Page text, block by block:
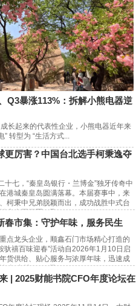
Q3暴涨113%：拆解小熊电器逆
长起来的代表性企业，小熊电器近年来
” 转型为 “生活方式...
更厉害？中国台北选手柯秉逸夺
十七，“秦皇岛银行・兰博金”独牙传奇中
港城秦皇岛圆满落幕。本届赛事中，来
柯秉中兄弟脱颖而出，成功战胜中式台
赛事冠亚军，取...
春市集：守护年味，服务民生
点龙头企业，顺鑫石门市场精心打造的
驮禧百味迎春”活动自2026年1月10日启
货供给、贴心服务与浓厚年味，迅速成
打卡地”。37天...
| 2025财能书院CFO年度论坛在